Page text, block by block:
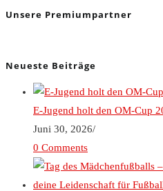
Unsere Premiumpartner
Neueste Beiträge
E-Jugend holt den OM-Cup
Juni 30, 2026/
0 Comments